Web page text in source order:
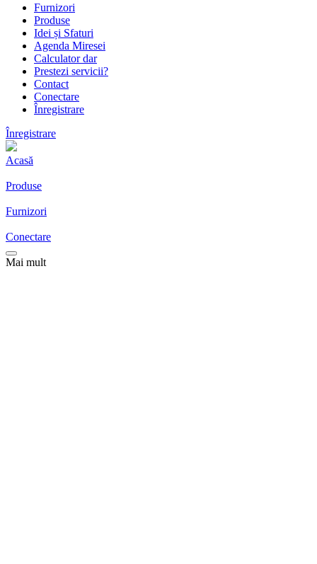
Furnizori
Produse
Idei și Sfaturi
Agenda Miresei
Calculator dar
Prestezi servicii?
Contact
Conectare
Înregistrare
Înregistrare
Acasă
Produse
Furnizori
Conectare
Mai mult